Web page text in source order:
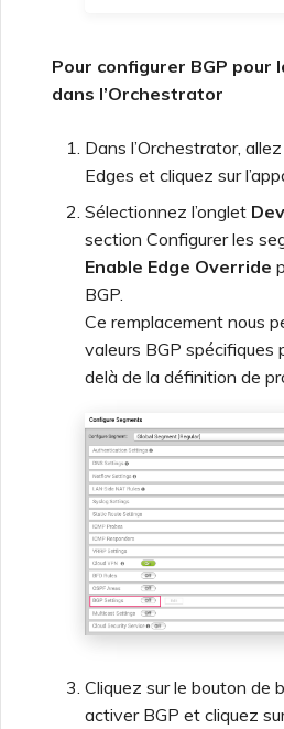
Pour configurer BGP pour
dans l’Orchestrator
Dans l’Orchestrator,
Edges et cliquez sur
Sélectionnez l’onglet
section Configurer les
Enable Edge Override
BGP.
Ce remplacement nous
valeurs BGP spécifiques
delà de la définition de
Cliquez sur le bouton de
activer BGP et cliquez